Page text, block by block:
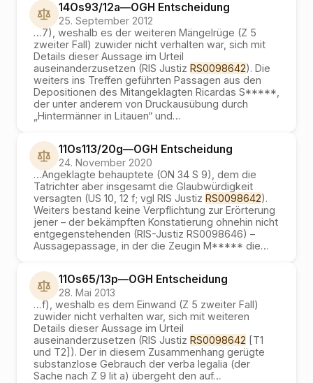
14Os93/12a—OGH Entscheidung
25. September 2012
…7), weshalb es der weiteren Mängelrüge (Z 5
zweiter Fall) zuwider nicht verhalten war, sich mit
Details dieser Aussage im Urteil
auseinanderzusetzen (RIS Justiz RS0098642). Die
weiters ins Treffen geführten Passagen aus den
Depositionen des Mitangeklagten Ricardas S*****,
der unter anderem von Druckausübung durch
„Hintermänner in Litauen“ und…
11Os113/20g—OGH Entscheidung
24. November 2020
…Angeklagte behauptete (ON 34 S 9), dem die
Tatrichter aber insgesamt die Glaubwürdigkeit
versagten (US 10, 12 f; vgl RIS Justiz RS0098642).
Weiters bestand keine Verpflichtung zur Erörterung
jener – der bekämpften Konstatierung ohnehin nicht
entgegenstehenden (RIS-Justiz RS0098646) –
Aussagepassage, in der die Zeugin M***** die…
11Os65/13p—OGH Entscheidung
28. Mai 2013
…f), weshalb es dem Einwand (Z 5 zweiter Fall)
zuwider nicht verhalten war, sich mit weiteren
Details dieser Aussage im Urteil
auseinanderzusetzen (RIS Justiz RS0098642 [T1
und T2]). Der in diesem Zusammenhang gerügte
substanzlose Gebrauch der verba legalia (der
Sache nach Z 9 lit a) übergeht den auf…